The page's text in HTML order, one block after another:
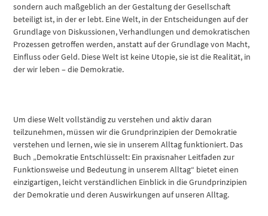
sondern auch maßgeblich an der Gestaltung der Gesellschaft
beteiligt ist, in der er lebt. Eine Welt, in der Entscheidungen auf der
Grundlage von Diskussionen, Verhandlungen und demokratischen
Prozessen getroffen werden, anstatt auf der Grundlage von Macht,
Einfluss oder Geld. Diese Welt ist keine Utopie, sie ist die Realität, in
der wir leben – die Demokratie.
Um diese Welt vollständig zu verstehen und aktiv daran
teilzunehmen, müssen wir die Grundprinzipien der Demokratie
verstehen und lernen, wie sie in unserem Alltag funktioniert. Das
Buch „Demokratie Entschlüsselt: Ein praxisnaher Leitfaden zur
Funktionsweise und Bedeutung in unserem Alltag“ bietet einen
einzigartigen, leicht verständlichen Einblick in die Grundprinzipien
der Demokratie und deren Auswirkungen auf unseren Alltag.